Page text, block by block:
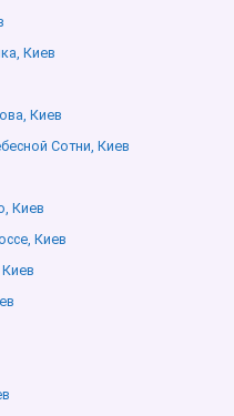
Киев
Киев
Сотни, Киев
Киев
Киев